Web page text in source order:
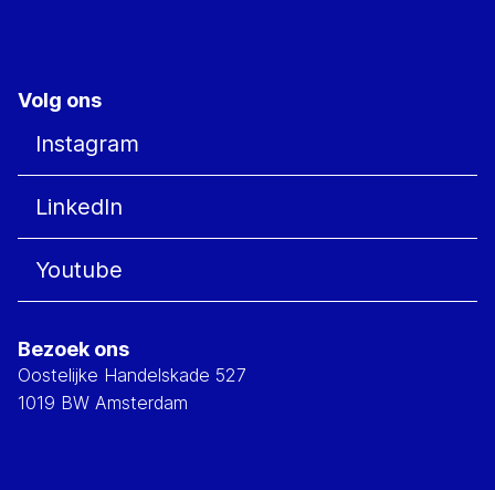
Volg ons
Instagram
LinkedIn
Youtube
Bezoek ons
Oostelijke Handelskade 527
1019 BW Amsterdam